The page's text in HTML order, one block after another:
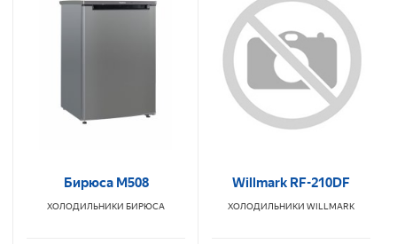
Бирюса М508
ХОЛОДИЛЬНИКИ БИРЮСА
Willmark RF-210DF
ХОЛОДИЛЬНИКИ WILLMARK